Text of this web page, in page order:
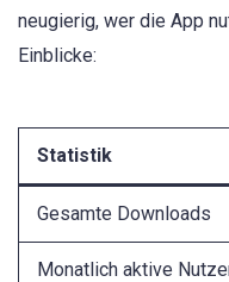
neugierig, wer die App
Einblicke:
Statistik
Gesamte Downloads
Monatlich aktive